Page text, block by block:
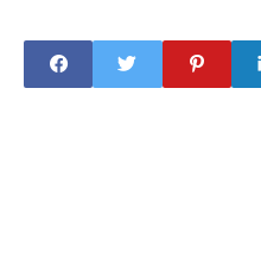
¿cuándo?